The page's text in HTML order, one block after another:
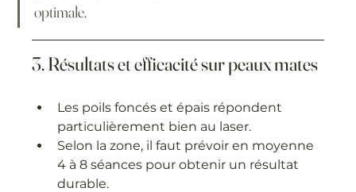
optimale.
3. Résultats et efficacité sur peaux mates
Les poils foncés et épais répondent
particulièrement bien au laser.
Selon la zone, il faut prévoir en moyenne
4 à 8 séances pour obtenir un résultat
durable.